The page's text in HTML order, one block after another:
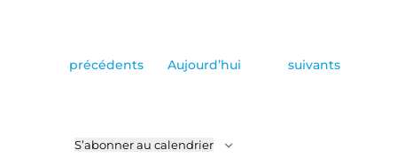
Évènements
précédents Aujourd’hui Évènements
suivants
S’abonner au calendrier